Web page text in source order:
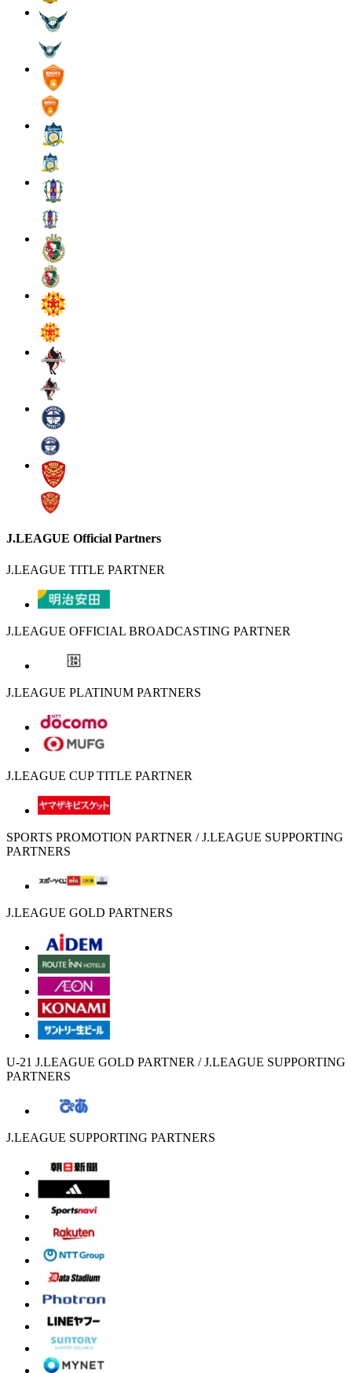
J.LEAGUE Official Partners
J.LEAGUE TITLE PARTNER
J.LEAGUE OFFICIAL BROADCASTING PARTNER
J.LEAGUE PLATINUM PARTNERS
J.LEAGUE CUP TITLE PARTNER
SPORTS PROMOTION PARTNER / J.LEAGUE SUPPORTING
PARTNERS
J.LEAGUE GOLD PARTNERS
U-21 J.LEAGUE GOLD PARTNER / J.LEAGUE SUPPORTING
PARTNERS
J.LEAGUE SUPPORTING PARTNERS